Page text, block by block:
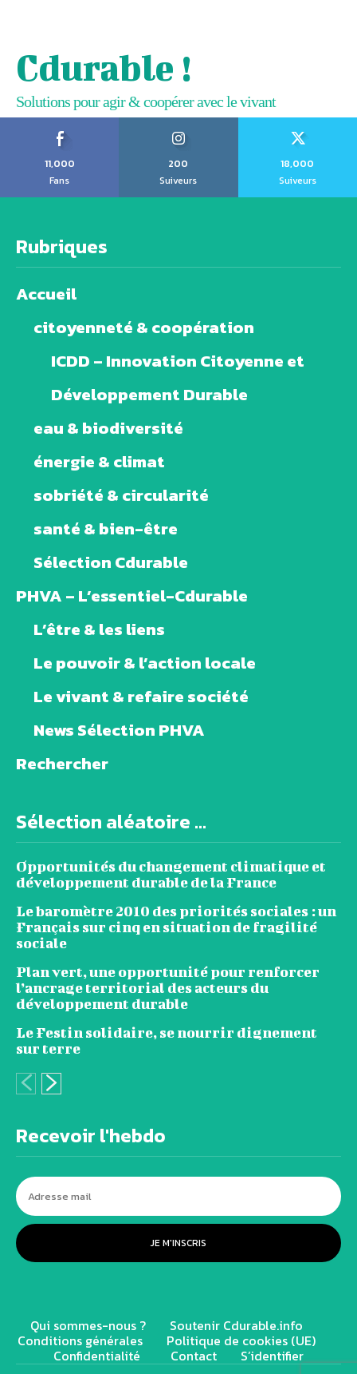
Cdurable !
Solutions pour agir & coopérer avec le vivant
11,000
Fans
200
Suiveurs
18,000
Suiveurs
Rubriques
Accueil
citoyenneté & coopération
ICDD – Innovation Citoyenne et
Développement Durable
eau & biodiversité
énergie & climat
sobriété & circularité
santé & bien-être
Sélection Cdurable
PHVA – L’essentiel-Cdurable
L’être & les liens
Le pouvoir & l’action locale
Le vivant & refaire société
News Sélection PHVA
Rechercher
Sélection aléatoire ...
Opportunités du changement climatique et
développement durable de la France
Le baromètre 2010 des priorités sociales : un
Français sur cinq en situation de fragilité
sociale
Plan vert, une opportunité pour renforcer
l’ancrage territorial des acteurs du
développement durable
Le Festin solidaire, se nourrir dignement
sur terre
Recevoir l'hebdo
JE M'INSCRIS
Qui sommes-nous ? Soutenir Cdurable.info
Conditions générales Politique de cookies (UE)
Confidentialité Contact S’identifier